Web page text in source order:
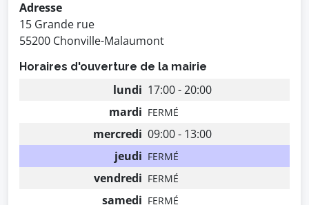
Adresse
15 Grande rue
55200 Chonville-Malaumont
Horaires d'ouverture de la mairie
lundi 17:00 - 20:00
mardi FERMÉ
mercredi 09:00 - 13:00
jeudi FERMÉ
vendredi FERMÉ
samedi FERMÉ